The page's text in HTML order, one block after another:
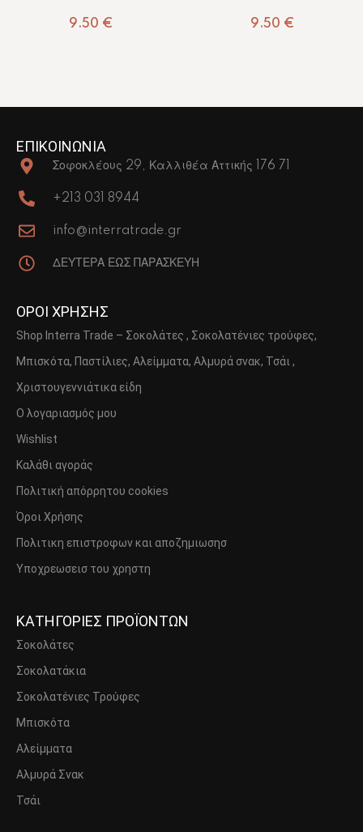
9.50 € 9.50 €
ΕΠΙΚΟΙΝΩΝΙΑ
Σοφοκλέους 29, Καλλιθέα Αττικής 176 71
+213 031 8944
info@interratrade.gr
ΔΕΥΤΕΡΑ ΕΩΣ ΠΑΡΑΣΚΕΥΗ
ΟΡΟΙ ΧΡΗΣΗΣ
Shop Interra Trade – Σοκολάτες , Σοκολατένιες τρούφες,
Μπισκότα, Παστίλιες, Αλείμματα, Αλμυρά σνακ, Τσάι ,
Χριστουγεννιάτικα είδη
Ο λογαριασμός μου
Wishlist
Καλάθι αγοράς
Πολιτική απόρρητου cookies
Όροι Χρήσης
Πολιτικη επιστροφων και αποζημιωσησ
Υποχρεωσεισ του χρηστη
ΚΑΤΗΓΟΡΙΕΣ ΠΡΟΪΟΝΤΩΝ
Σοκολάτες
Σοκολατάκια
Σοκολατένιες Τρούφες
Μπισκότα
Αλείμματα
Αλμυρά Σνακ
Τσάι